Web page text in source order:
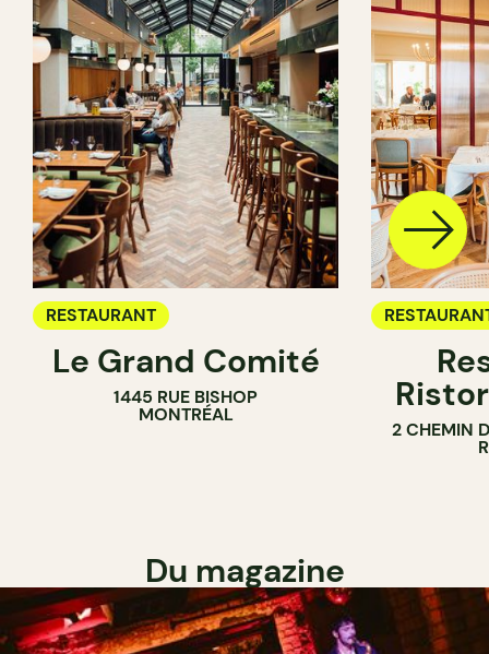
RESTAURANT
Le Grand Comité
1445 RUE BISHOP
MONTRÉAL
2 CHEMIN
Du magazine